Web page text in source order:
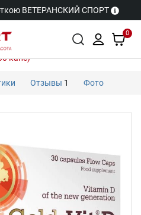
ВЕТЕРАНСКИЙ СПОРТ
0
капс)
Отзывы 1 Фото